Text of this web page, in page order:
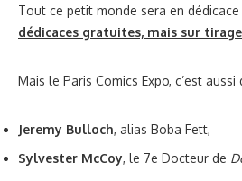
Tout ce petit monde sera en
dédicaces gratuites, mais sur
Mais le Paris Comics Expo, c’est
Jeremy Bulloch, alias Boba Fett,
Sylvester McCoy, le 7e Docteur de